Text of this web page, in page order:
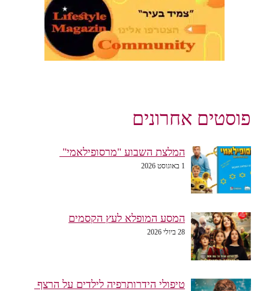
פוסטים אחרונים
המלצת השבוע "מרסופילאמי"
1 באוגוסט 2026
המסע המופלא לעץ הקסמים
28 ביולי 2026
טיפולי הידרותרפיה לילדים על הרצף